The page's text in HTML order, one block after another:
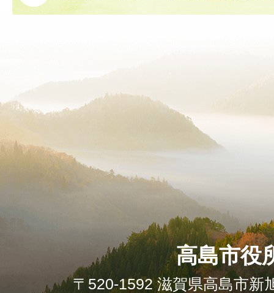
高島市役
〒520-1592 滋賀県高島市新